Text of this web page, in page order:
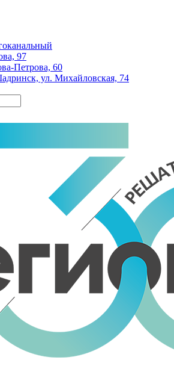
97
Петрова, 60
ул. Михайловская, 74